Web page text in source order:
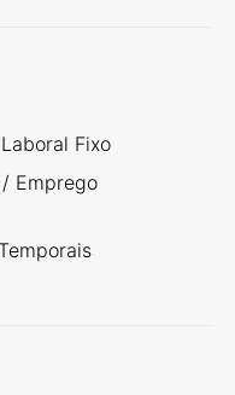
Fixo
Emprego